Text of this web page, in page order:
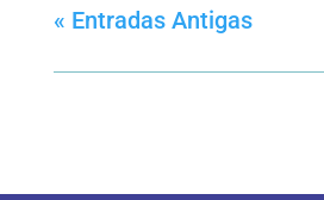
« Entradas Antigas